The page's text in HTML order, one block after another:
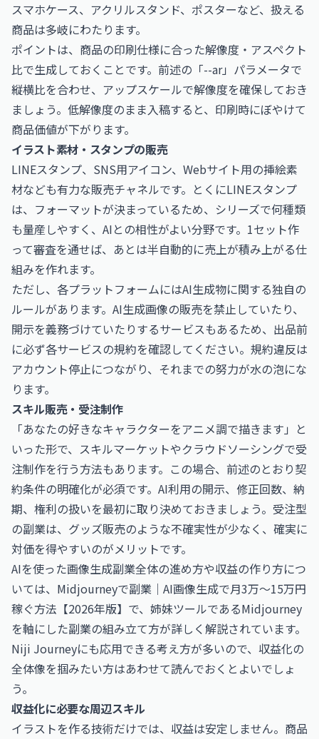
スマホケース、アクリルスタンド、ポスターなど、扱える
商品は多岐にわたります。
ポイントは、商品の印刷仕様に合った解像度・アスペクト
比で生成しておくことです。前述の「--ar」パラメータで
縦横比を合わせ、アップスケールで解像度を確保しておき
ましょう。低解像度のまま入稿すると、印刷時にぼやけて
商品価値が下がります。
イラスト素材・スタンプの販売
LINEスタンプ、SNS用アイコン、Webサイト用の挿絵素
材なども有力な販売チャネルです。とくにLINEスタンプ
は、フォーマットが決まっているため、シリーズで何種類
も量産しやすく、AIとの相性がよい分野です。1セット作
って審査を通せば、あとは半自動的に売上が積み上がる仕
組みを作れます。
ただし、各プラットフォームにはAI生成物に関する独自の
ルールがあります。AI生成画像の販売を禁止していたり、
開示を義務づけていたりするサービスもあるため、出品前
に必ず各サービスの規約を確認してください。規約違反は
アカウント停止につながり、それまでの努力が水の泡にな
ります。
スキル販売・受注制作
「あなたの好きなキャラクターをアニメ調で描きます」と
いった形で、スキルマーケットやクラウドソーシングで受
注制作を行う方法もあります。この場合、前述のとおり契
約条件の明確化が必須です。AI利用の開示、修正回数、納
期、権利の扱いを最初に取り決めておきましょう。受注型
の副業は、グッズ販売のような不確実性が少なく、確実に
対価を得やすいのがメリットです。
AIを使った画像生成副業全体の進め方や収益の作り方につ
いては、 Midjourneyで副業｜AI画像生成で月3万〜15万円
稼ぐ方法【2026年版】 で、姉妹ツールであるMidjourney
を軸にした副業の組み立て方が詳しく解説されています。
Niji Journeyにも応用できる考え方が多いので、収益化の
全体像を掴みたい方はあわせて読んでおくとよいでしょ
う。
収益化に必要な周辺スキル
イラストを作る技術だけでは、収益は安定しません。商品